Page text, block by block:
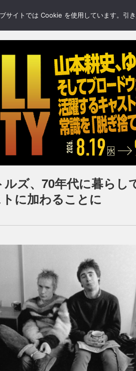
GALLERY BLOGS FEATURE
ズ、70年代に暮らし
に加わることに
サイトでは Cookie を使用しています。引